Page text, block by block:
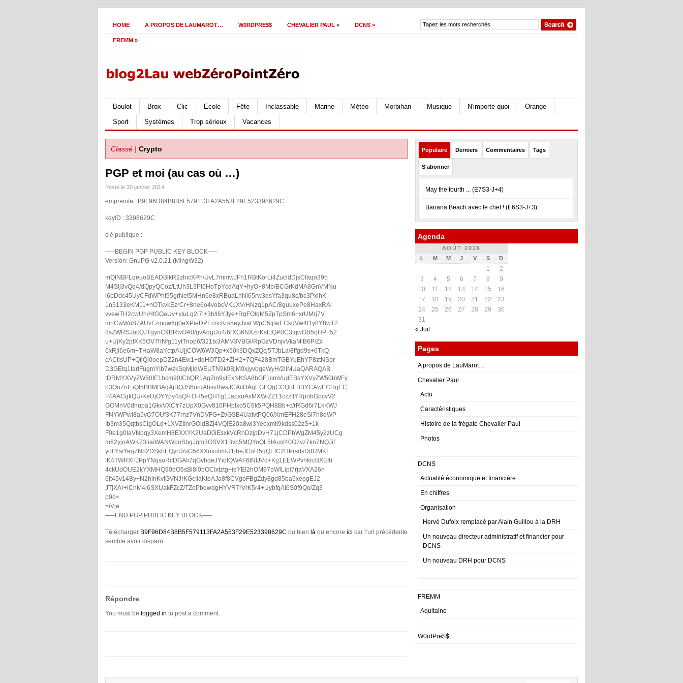
HOME A PROPOS DE LAUMAROT… W0RDPRE$$ CHEVALIER PAUL » DCNS »
FREMM »
Boulot Brox Clic Ecole Fête Inclassable Marine Météo Morbihan Musique N'importe quoi
Orange
Sport
Systèmes Trop sérieux Vacances
Classé | Crypto
PGP et moi (au cas où …)
Posté le 30 janvier 2014.
empreinte : B9F96D84B8B5F579113FA2A553F29E523398629C
keyID : 3398629C
clé publique :
—–BEGIN PGP PUBLIC KEY BLOCK—–
Version: GnuPG v2.0.21 (MingW32)
mQINBFLqeuoBEADBlkR2zhicXPh/UvL7mmwJFh1RBtKorLi4ZucldDjsCfaqo39b
M4Slj3vQq4/dQpyQCoz/LtUh3L3PI6HoTpYcdAqY+hyO+8Mb/BCGrKdMA8GnVMNu
l6bDdc45UyCFdWPht95grNet5MHn6e8xRBuaLhNi65rw3dsYfa3qu8c/bc3PxlhK
1n5133eKM11+nOTkvkEzrCr+8ne6o4vobcVKLXV/HNzq1pAC/8guuxePe8HaxRAi
vvewTH2cwUh/HfGOaUv+xIuLg2i7l+3h/l6YJye+RgFOlqM5ZpTpSm6+xrUMrj7V
mhCwWuS7AUvFzmqw6g0eXPieDPEcncKrs5eyJxaLWpC5ljlwECkqVw4t1y8Y8wT2
8sZWRSJocQJTgynC9BRwOA0/gvAqgUu4i6rXG6NXznKsLtQP0C3tqwOB5rjHP+52
u+UjKy2pfXK5OV7hNfg11ytTnop6/321tx3AMV3VBGi/RpGzVDnjvVkaMiB6P/Zx
6xRji6e6m+THaW8aYctpAUjjCOW6W3Qp+x50k3DQxZQcj5TJbLa/8ffgd9s+6TkQ
cACtlsUP+QfiQi0oepDZ2n4Ew1+dqHOTD2+ZIH2+7QF428BmTGBYuEhYP8ztNSpr
D3GEtq1tarIFugmYIb7wzkSqMjldWEUTN9k0BjM0xjyvbqeWyH/2lIMUaQARAQAB
tDRMYXVyZW50IE1hcm90IChQR1AgZm9yIExNKSA8bGF1cmVudEBsYXVyZW50bWFy
b3QuZnI+iQI5BBMBAgAjBQJS6nrqAhsvBwsJCAcDAgEGFQgCCQoLBBYCAwECHgEC
F4AACgkQU/KeUjOYYpy4qQ/+OH5eQHTg1JapxuAxMXWiZZT1czztIYRpnbGpcvV2
GOMnV0dnupa1GkvVXCfr7zUpX0Gvv816PHplxo5C6k5PQH8Bb+c/rRGd6r7LkKWJ
FNYWPwl8a5vO7OUf3K77rnz7VnDVFG+Zt/GSB4UatvtPQ06/XmEFH28eSi7h8dWP
Ib3m35QqtbsCigOLd+1XVZIInrGOidBZj4VQlE20a8wi3Yeoxmtl9kdss02zS+1k
F0e1g0IaVNpqy3XemH8EXXYK2UaD0iEsxkVcRhDzjpDvH71jCDPbWgZM45y2zUCg
m62yjoAWK73iiaiWANWpoSbgJgm3GSVX1Bvb5MQYoQL5lAusf40G2vz7kn7NQJif
yoItYsiYeq7Nb2DSkhEQyrU/uG56XXoxufm/U1jbeJCoH5qQEfC2HPrsdsDdUMKI
lK4TWRXFJPpYNqsoRcDGAIi7qGvhqeJYiofQWAF6tNtJVd+Kg1EEWPvhkrcBXE4i
4ckUdOUE2kYXMHQ90bO6sBl8l0bOCIxtztg+ieYEI2hOM97pWlLipi7rjaVXA26n
6jt45v14By+N2hlnKvtGVNJrKGcIlaKteAJa8f8CVgoFBgZdy8gd85ba5xeogEJ2
JTjXAr+lChM4l6SXUakFZcZ/TZoPbqwdgHYVR7rVrK5r4+UybfqAI6S0f9Qo/Zq3
p9c=
=iVje
—–END PGP PUBLIC KEY BLOCK—–
Télécharger B9F96D84B8B5F579113FA2A553F29E523398629C ou bien là ou encore ici car l’url précédente
semble avoir disparu
Répondre
You must be logged in to post a comment.
Populaire Derniers Commentaires Tags
S'abonner
May the fourth ... (E7S3-J+4)
Banana Beach avec le chef ! (E6S3-J+3)
Agenda
AOÛT 2026
L
M M J V S D
1
2
3
4 5 6 7 8
9
10
11 12 13 14 15
16
17
18 19 20 21 22
23
24
25 26 27 28 29
30
31
« Juil
Pages
A propos de LauMarot…
Chevalier Paul
Actu
Caractéristiques
Histoire de la frégate Chevalier Paul
Photos
DCNS
Actualité économique et financière
En chiffres
Organisation
Hervé Dufoix remplacé par Alain Guillou à la DRH
Un nouveau directeur administratif et financier pour
DCNS
Un nouveau DRH pour DCNS
FREMM
Aquitaine
W0rdPre$$